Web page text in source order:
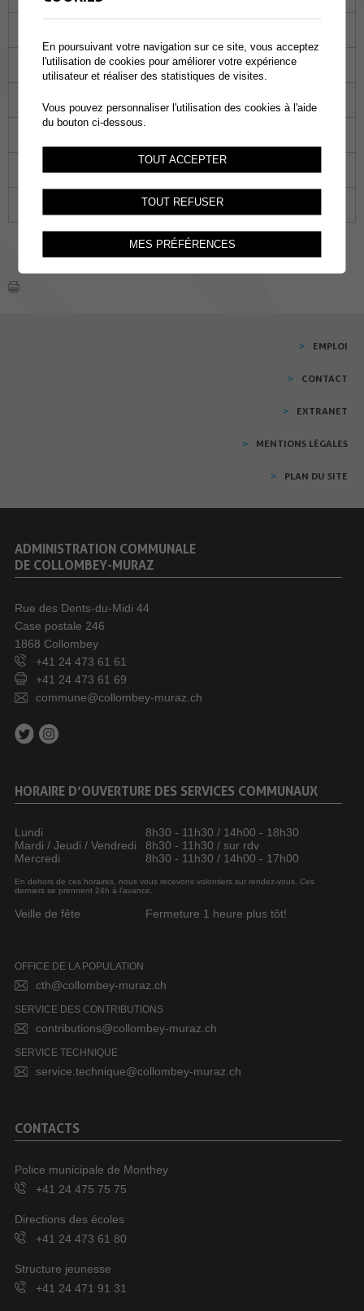
03 04 05 06 07
24 25 26 27 28
02
EMPLOI
CONTACT
EXTRANET
MENTIONS LÉGALES
PLAN DU SITE
ADMINISTRATION COMMUNALE
DE COLLOMBEY-MURAZ
Rue des Dents-du-Midi 44
Case postale 246
1868 Collombey
+41 24 473 61 61
+41 24 473 61 69
commune@collombey-muraz.ch
HORAIRE D’OUVERTURE DES SERVICES COMMUNAUX
Lundi
8h30 - 11h30 / 14h00 - 18h30
Mardi / Jeudi / Vendredi
8h30 - 11h30 / sur rdv
Mercredi
8h30 - 11h30 / 14h00 - 17h00
En dehors de ces horaires, nous vous recevons volontiers sur rendez-vous. Ces
derniers se prennent 24h à l’avance.
Veille de fête Fermeture 1 heure plus tôt!
OFFICE DE LA POPULATION
cth@collombey-muraz.ch
SERVICE DES CONTRIBUTIONS
contributions@collombey-muraz.ch
SERVICE TECHNIQUE
service.technique@collombey-muraz.ch
CONTACTS
Police municipale de Monthey
+41 24 475 75 75
Directions des écoles
+41 24 473 61 80
Structure jeunesse
+41 24 471 91 31
En poursuivant votre navigation sur ce site, vous acceptez
l'utilisation de cookies pour améliorer votre expérience
utilisateur et réaliser des statistiques de visites.
Vous pouvez personnaliser l'utilisation des cookies à l'aide
du bouton ci-dessous.
TOUT ACCEPTER
TOUT REFUSER
MES PRÉFÉRENCES